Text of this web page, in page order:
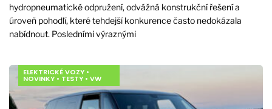
hydropneumatické odpružení, odvážná konstrukční řešení a
úroveň pohodlí, které tehdejší konkurence často nedokázala
nabídnout. Posledními výraznými
ELEKTRICKÉ VOZY •
NOVINKY • TESTY • VW